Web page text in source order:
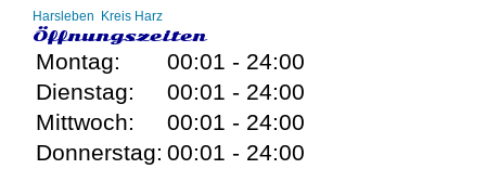
Harsleben Kreis Harz
Öffnungszeiten
Montag:
00:01 - 24:00
Dienstag:
00:01 - 24:00
Mittwoch:
00:01 - 24:00
Donnerstag: 00:01 - 24:00